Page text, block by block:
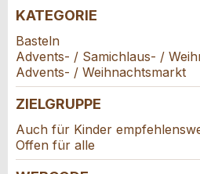
* Eingabe erforderlich
Zur Qualitätssicherung wird
an guidle übermittelt.
Strasse und Nr. *:
PLZ / Ort *:
E-Mail *:
Verfassen Sie eine
Kontaktpersonen dieser
KATEGORIE
Basteln
Advents- / Samichlaus- /
Advents- / Weihnachtsmarkt
ZIELGRUPPE
Auch für Kinder
Offen für alle